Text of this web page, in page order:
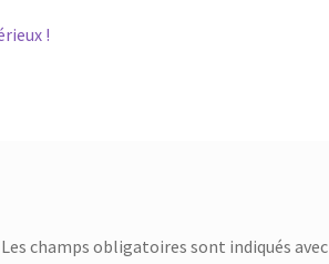
!
Les champs obligatoires sont indiqués avec